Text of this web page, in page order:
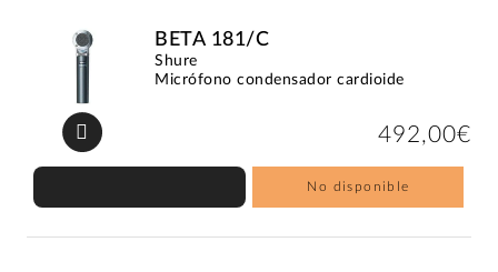
BETA 181/C
Shure
Micrófono condensador cardioide
492,00€
No disponible